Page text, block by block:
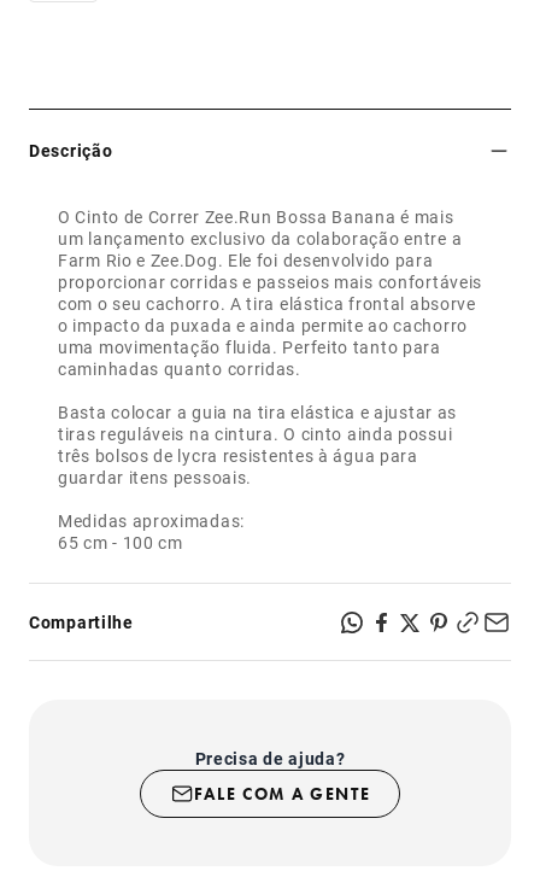
Descrição
O Cinto de Correr Zee.Run Bossa Banana é mais
um lançamento exclusivo da colaboração entre a
Farm Rio e Zee.Dog. Ele foi desenvolvido para
proporcionar corridas e passeios mais confortáveis
com o seu cachorro. A tira elástica frontal absorve
o impacto da puxada e ainda permite ao cachorro
uma movimentação fluida. Perfeito tanto para
caminhadas quanto corridas.
Basta colocar a guia na tira elástica e ajustar as
tiras reguláveis na cintura. O cinto ainda possui
três bolsos de lycra resistentes à água para
guardar itens pessoais.
Medidas aproximadas:
65 cm - 100 cm
Compartilhe
Precisa de ajuda?
FALE COM A GENTE